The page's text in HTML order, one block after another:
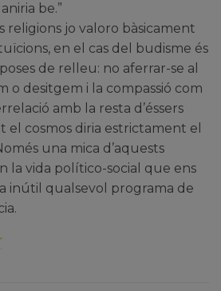
be.”
religions jo valoro bàsicament
en el cas del budisme és
de relleu: no aferrar-se al
o desitgem i la compassió com
amb la resta d’éssers
el cosmos diria estrictament el
una mica d’aquests
la vida político-social que ens
inútil qualsevol programa de